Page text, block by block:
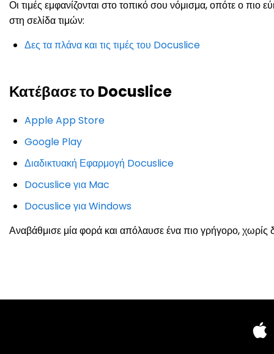
Οι τιμές εμφανίζονται στο τοπικό σου νόμισμα, οπότε ο πιο
στη σελίδα τιμών:
Δες τα πλάνα και τις τιμές του Docuslice
Κατέβασε το Docuslice
Apple App Store
Google Play
Διαδικτυακή Εφαρμογή Docuslice
Docuslice για Mac
Docuslice για Windows
Αναβάθμισε μία φορά και απόλαυσε ένα πιο γρήγορο, χωρίς